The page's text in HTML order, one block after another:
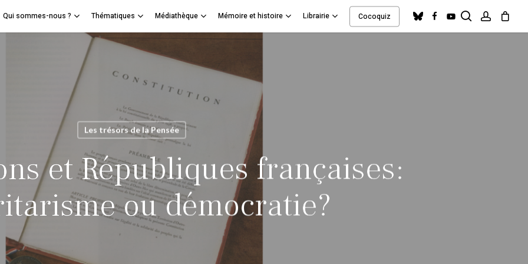
Qui sommes-nous ? Thématiques Médiathèque Mémoire et histoire Librairie Cocoquiz blueskyfacebookyoutube search
account
Panier Cart
Les trésors de la Pensée
et Républiques françaises:
ou démocratie?